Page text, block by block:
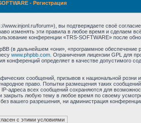
- Регистрация
forum»), вы подтверждаете своё
изменять эти правила в любое время и сделаем
конференции «TRS-SOFTWARE» после
(в дальнейшем «они», «программное обеспечение
www.phpbb.com. Ограничения лицензии GPL для
конференций определяет в качестве допустимого
сообщений, призывов к национальной
право. Попытки размещения таких
всех сообщений сохраняются для
любую тему в любое время по своему
вашего разрешения, ни администрация